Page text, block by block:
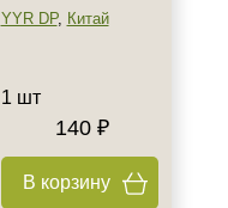
YYR DP, Китай
1 шт
140 ₽
В корзину